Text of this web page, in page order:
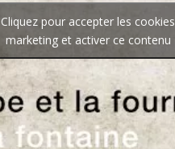
Cliquez pour accepter les cookies
marketing et activer ce contenu